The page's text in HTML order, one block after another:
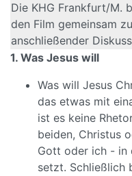
Die KHG Frankfurt/M.
den Film gemeinsam
anschließender
1. Was Jesus will
Was will Jesus
das etwas mit
ist es keine
beiden, Christus
Gott oder ich - in
setzt. Schließlich